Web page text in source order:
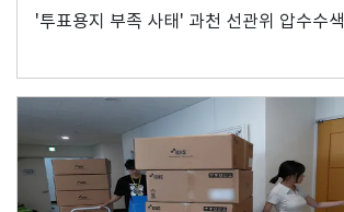
'투표용지 부족 사태' 과천 선관위 압수수색